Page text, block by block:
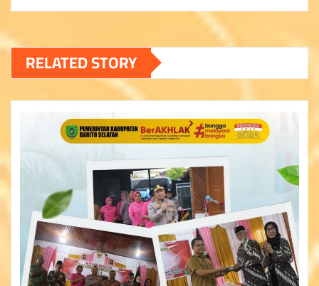
RELATED STORY